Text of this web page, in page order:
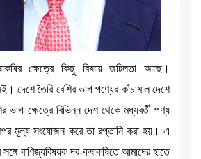
ক্ষেত্রে কিছু বিষয়ে জটিলতা আছে।
দেশে তৈরি বেশির ভাগ পণ্যের কাঁচামাল দেশে
ভাগ ক্ষেত্রে বিভিন্ন দেশ থেকে মধ্যবর্তী পণ্য
মূল্য সংযোজন করে তা রপ্তানি করা হয়। এ
বাণিজ্যবিষয়ক দর-কষাকষিতে আমাদের হাতে